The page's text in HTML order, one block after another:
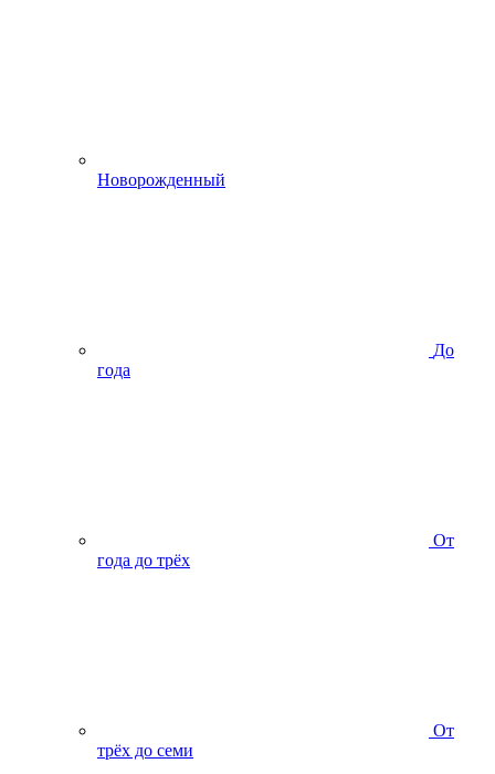
Новорожденный
До
года
От
года до трёх
От
трёх до семи